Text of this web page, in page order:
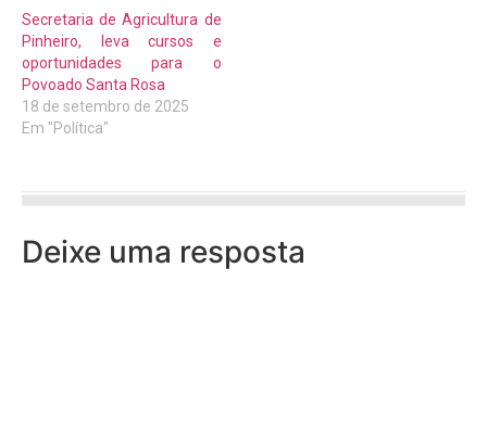
Secretaria de Agricultura de
Pinheiro, leva cursos e
oportunidades para o
Povoado Santa Rosa
18 de setembro de 2025
Em "Política"
Deixe uma resposta